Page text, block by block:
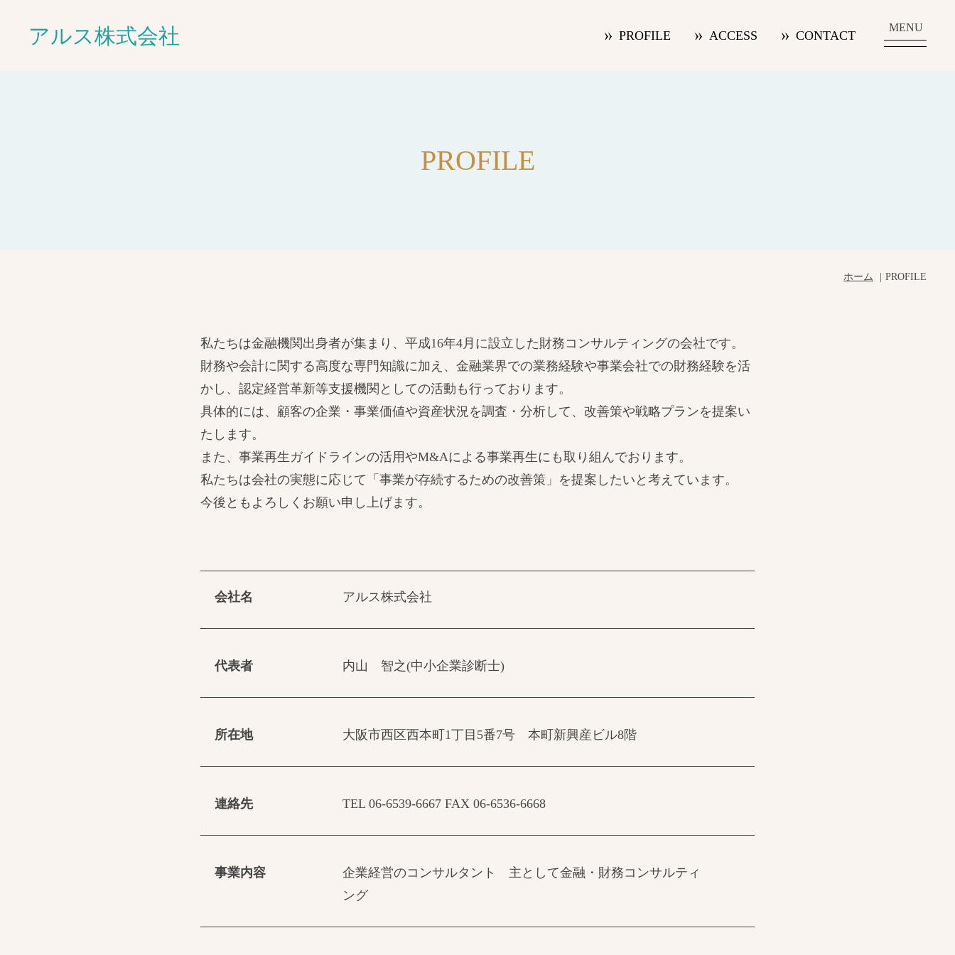
アルス株式会社 PROFILE ACCESS CONTACT
MENU
PROFILE
ホーム PROFILE
私たちは金融機関出身者が集まり、平成16年4月に設立した財務コンサルティングの会社です。
財務や会計に関する高度な専門知識に加え、金融業界での業務経験や事業会社での財務経験を活
かし、認定経営革新等支援機関としての活動も行っております。
具体的には、顧客の企業・事業価値や資産状況を調査・分析して、改善策や戦略プランを提案い
たします。
また、事業再生ガイドラインの活用やM&Aによる事業再生にも取り組んでおります。
私たちは会社の実態に応じて「事業が存続するための改善策」を提案したいと考えています。
今後ともよろしくお願い申し上げます。
会社名 アルス株式会社
代表者 内山 智之(中小企業診断士)
所在地 大阪市西区西本町1丁目5番7号 本町新興産ビル8階
連絡先 TEL 06-6539-6667 FAX 06-6536-6668
事業内容
企業経営のコンサルタント 主として金融・財務コンサルティ
ング